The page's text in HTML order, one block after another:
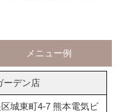
メニュー例
ーデン店
城東町4-7 熊本電気ビ